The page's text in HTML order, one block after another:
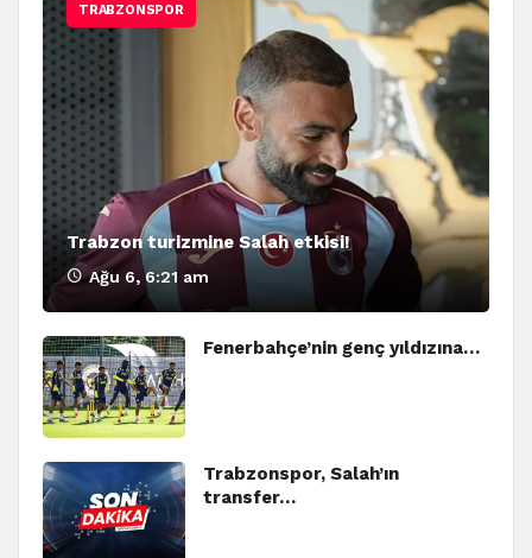
TRABZONSPOR
Trabzon turizmine Salah etkisi!
Ağu 6, 6:21 am
Fenerbahçe’nin genç yıldızına…
Trabzonspor, Salah’ın
transfer…